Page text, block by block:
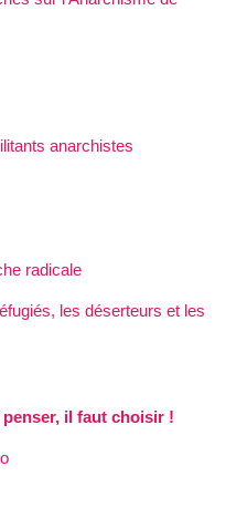
anarchistes
radicale
les déserteurs et les
il faut choisir !